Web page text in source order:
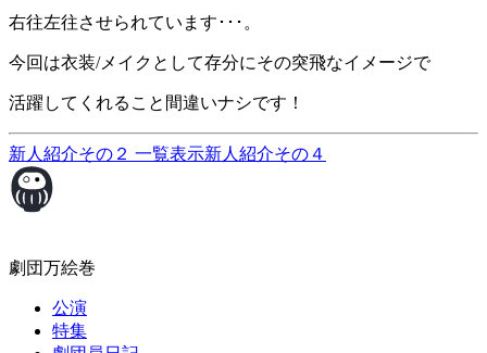
右往左往させられています･･･。
今回は衣装/メイクとして存分にその突飛なイメージで
活躍してくれること間違いナシです！
新人紹介その２ 一覧表示新人紹介その４
劇団万絵巻
公演
特集